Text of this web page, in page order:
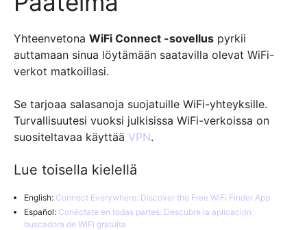
Yhteenvetona WiFi Connect -sovellus pyrkii
auttamaan sinua löytämään saatavilla olevat WiFi-
verkot matkoillasi.
Se tarjoaa salasanoja suojatuille WiFi-yhteyksille.
Turvallisuutesi vuoksi julkisissa WiFi-verkoissa on
suositeltavaa käyttää VPN.
Lue toisella kielellä
English: Connect Everywhere: Discover the Free WiFi Finder App
Español: Conéctate en todas partes: Descubre la aplicación
buscadora de WiFi gratuita